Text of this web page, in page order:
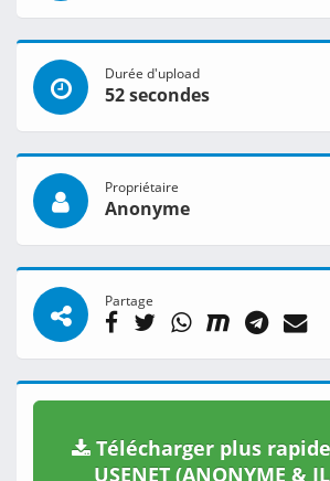
Durée d'upload
52 secondes
Propriétaire
Anonyme
Partage
Télécharger plus
USENET (ANONYME &